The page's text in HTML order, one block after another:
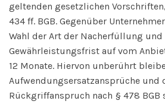
geltenden gesetzlichen
434 ff. BGB. Gegenüber
Wahl der Art der Nacherfüllung
Gewährleistungsfrist auf vom
12 Monate. Hiervon unberührt
Aufwendungsersatzansprüche und
Rückgriffanspruch nach § 478 BGB